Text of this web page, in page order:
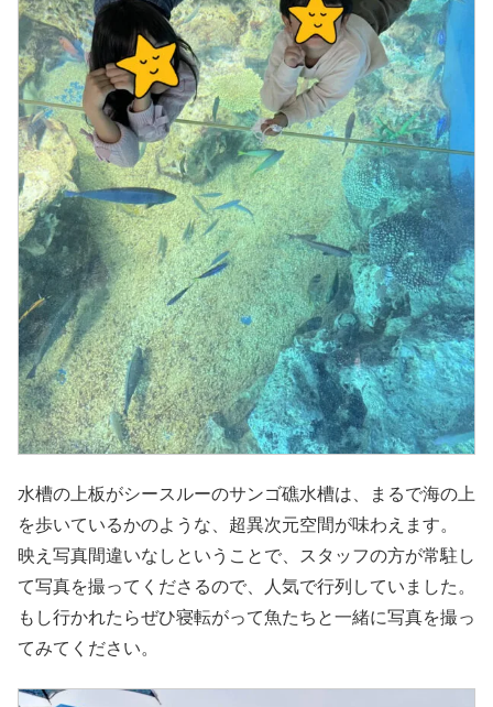
水槽の上板がシースルーのサンゴ礁水槽は、まるで海の上
を歩いているかのような、超異次元空間が味わえます。
映え写真間違いなしということで、スタッフの方が常駐し
て写真を撮ってくださるので、人気で行列していました。
もし行かれたらぜひ寝転がって魚たちと一緒に写真を撮っ
てみてください。